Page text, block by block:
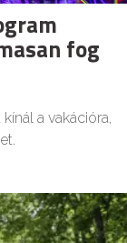
fog
a vakációra,